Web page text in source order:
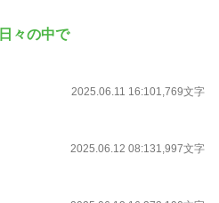
々の中で
2025.06.11 16:101,769文字
2025.06.12 08:131,997文字